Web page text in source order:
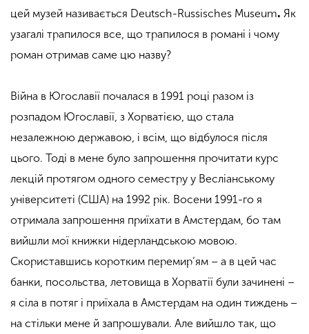
цей музей називається Deutsch-Russisches Museum. Як
узагалі трапилося все, що трапилося в романі і чому
роман отримав саме цю назву?
Війна в Югославії почалася в 1991 році разом із
розпадом Югославії, з Хорватією, що стала
незалежною державою, і всім, що відбулося після
цього. Тоді в мене було запрошення прочитати курс
лекцій протягом одного семестру у Весліанському
університеті (США) на 1992 рік. Восени 1991-го я
отримала запрошення приїхати в Амстердам, бо там
вийшли мої книжки нідерландською мовою.
Скориставшись коротким перемир’ям – а в цей час
банки, посольства, летовища в Хорватії були зачинені –
я сіла в потяг і приїхала в Амстердам на один тиждень –
на стільки мене й запрошували. Але вийшло так, що